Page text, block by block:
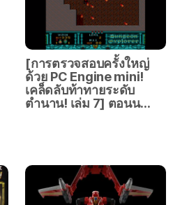
[การตรวจสอบครั้งใหญ่
ด้วย PC Engine mini!
เคล็ดลับท้าทายระดับ
ตำนาน! เล่ม 7] ตอนน…